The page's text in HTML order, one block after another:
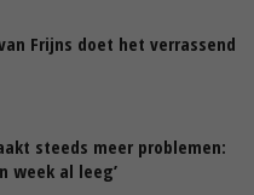
Frijns doet het verrassend
steeds meer problemen:
week al leeg’